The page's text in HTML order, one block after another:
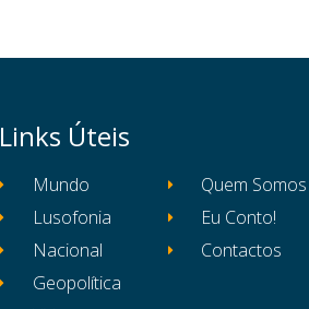
Links Úteis
Mundo
Lusofonia
Nacional
Geopolítica
Quem Somos
Eu Conto!
Contactos